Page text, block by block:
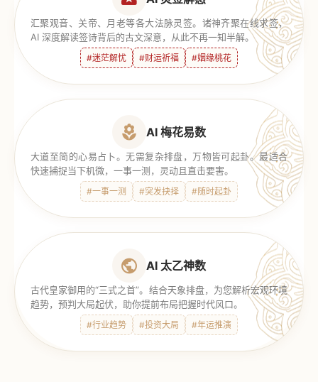
汇聚观音、关帝、月老等各大法脉灵签。诸神齐聚在线求签，
AI 深度解读签诗背后的古文深意，从此不再一知半解。
#迷茫解忧 #财运祈福 #姻缘桃花
AI 梅花易数
大道至简的心易占卜。无需复杂排盘，万物皆可起卦。最适合
快速捕捉当下机微，一事一测，灵动且直击要害。
#一事一测 #突发抉择 #随时起卦
AI 太乙神数
古代皇家御用的“三式之首”。结合天象排盘，为您解析宏观环境
趋势，预判大局起伏，助你提前布局把握时代风口。
#行业趋势 #投资大局 #年运推演